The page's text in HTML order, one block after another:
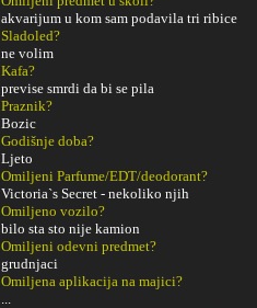
akvarijum u kom sam podavila tri ribice
Sladoled?
ne volim
Kafa?
previse smrdi da bi se pila
Praznik?
Bozic
Godišnje doba?
Ljeto
Omiljeni Parfume/EDT/deodorant?
Victoria`s Secret - nekoliko njih
Omiljeno vozilo?
bilo sta sto nije kamion
Omiljeni odevni predmet?
grudnjaci
Omiljena aplikacija na majici?
...